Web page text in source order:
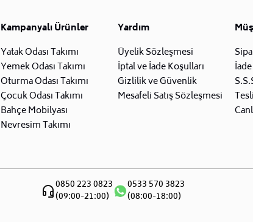
Kampanyalı Ürünler
Yatak Odası Takımı
Yemek Odası Takımı
Oturma Odası Takımı
Çocuk Odası Takımı
Bahçe Mobilyası
Nevresim Takımı
Yardım
Üyelik Sözleşmesi
İptal ve İade Koşulları
Gizlilik ve Güvenlik
Mesafeli Satış Sözleşmesi
0850 223 0823
(09:00-21:00)
0533 570 3823
(08:00-18:00)